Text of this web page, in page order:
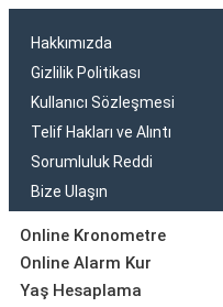
Hakkımızda
Gizlilik Politikası
Kullanıcı Sözleşmesi
Telif Hakları ve Alıntı
Sorumluluk Reddi
Bize Ulaşın
Online Kronometre
Online Alarm Kur
Yaş Hesaplama